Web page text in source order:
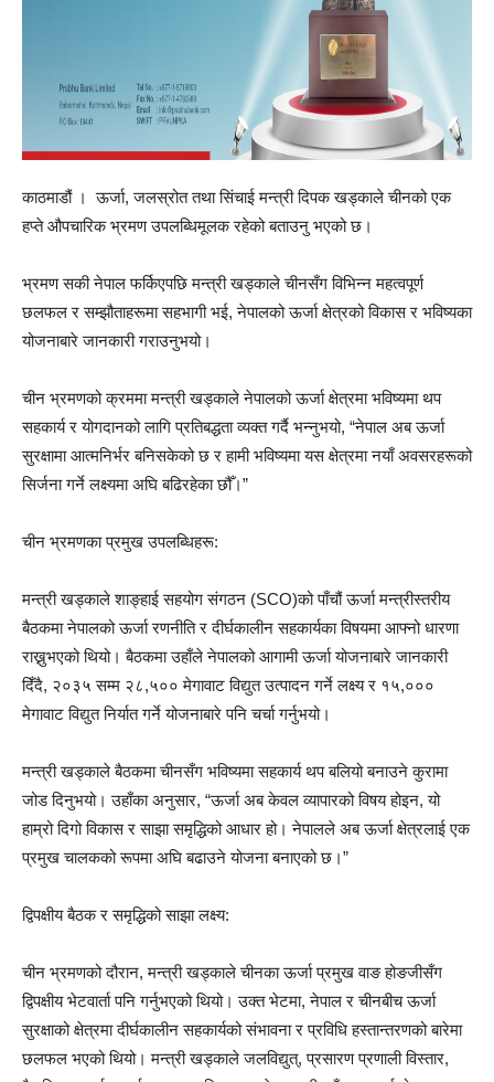
काठमाडौं । ऊर्जा, जलस्रोत तथा सिंचाई मन्त्री दिपक खड्काले चीनको एक
हप्ते औपचारिक भ्रमण उपलब्धिमूलक रहेको बताउनु भएको छ।
भ्रमण सकी नेपाल फर्किएपछि मन्त्री खड्काले चीनसँग विभिन्न महत्वपूर्ण
छलफल र सम्झौताहरूमा सहभागी भई, नेपालको ऊर्जा क्षेत्रको विकास र भविष्यका
योजनाबारे जानकारी गराउनुभयो।
चीन भ्रमणको क्रममा मन्त्री खड्काले नेपालको ऊर्जा क्षेत्रमा भविष्यमा थप
सहकार्य र योगदानको लागि प्रतिबद्धता व्यक्त गर्दै भन्नुभयो, “नेपाल अब ऊर्जा
सुरक्षामा आत्मनिर्भर बनिसकेको छ र हामी भविष्यमा यस क्षेत्रमा नयाँ अवसरहरूको
सिर्जना गर्ने लक्ष्यमा अघि बढिरहेका छौँ।”
चीन भ्रमणका प्रमुख उपलब्धिहरू:
मन्त्री खड्काले शाङ्हाई सहयोग संगठन (SCO)को पाँचौं ऊर्जा मन्त्रीस्तरीय
बैठकमा नेपालको ऊर्जा रणनीति र दीर्घकालीन सहकार्यका विषयमा आफ्नो धारणा
राख्नुभएको थियो। बैठकमा उहाँले नेपालको आगामी ऊर्जा योजनाबारे जानकारी
दिँदै, २०३५ सम्म २८,५०० मेगावाट विद्युत उत्पादन गर्ने लक्ष्य र १५,०००
मेगावाट विद्युत निर्यात गर्ने योजनाबारे पनि चर्चा गर्नुभयो।
मन्त्री खड्काले बैठकमा चीनसँग भविष्यमा सहकार्य थप बलियो बनाउने कुरामा
जोड दिनुभयो। उहाँका अनुसार, “ऊर्जा अब केवल व्यापारको विषय होइन, यो
हाम्रो दिगो विकास र साझा समृद्धिको आधार हो। नेपालले अब ऊर्जा क्षेत्रलाई एक
प्रमुख चालकको रूपमा अघि बढाउने योजना बनाएको छ।”
द्विपक्षीय बैठक र समृद्धिको साझा लक्ष्य:
चीन भ्रमणको दौरान, मन्त्री खड्काले चीनका ऊर्जा प्रमुख वाङ होङजीसँग
द्विपक्षीय भेटवार्ता पनि गर्नुभएको थियो। उक्त भेटमा, नेपाल र चीनबीच ऊर्जा
सुरक्षाको क्षेत्रमा दीर्घकालीन सहकार्यको संभावना र प्रविधि हस्तान्तरणको बारेमा
छलफल भएको थियो। मन्त्री खड्काले जलविद्युत्, प्रसारण प्रणाली विस्तार,